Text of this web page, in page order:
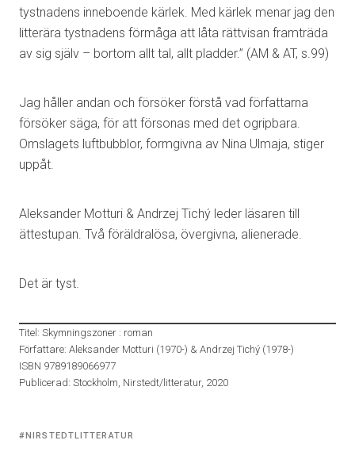
tystnadens inneboende kärlek. Med kärlek menar jag den
litterära tystnadens förmåga att låta rättvisan framträda
av sig själv – bortom allt tal, allt pladder.” (AM & AT, s.99)
Jag håller andan och försöker förstå vad författarna
försöker säga, för att försonas med det ogripbara.
Omslagets luftbubblor, formgivna av Nina Ulmaja, stiger
uppåt.
Aleksander Motturi & Andrzej Tichý leder läsaren till
ättestupan. Två föräldralösa, övergivna, alienerade.
Det är tyst.
Titel: Skymningszoner : roman
Författare: Aleksander Motturi (1970-) & Andrzej Tichý (1978-)
ISBN 9789189066977
Publicerad: Stockholm, Nirstedt/litteratur, 2020
Tagged
NIRSTEDTLITTERATUR